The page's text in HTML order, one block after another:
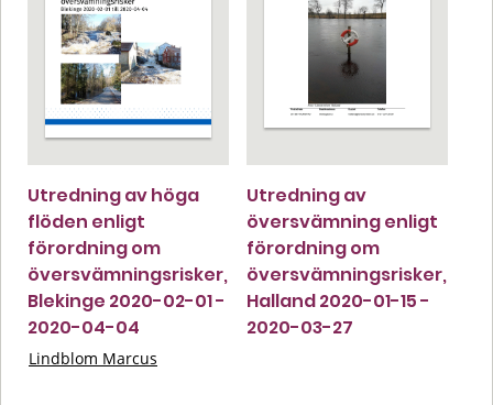
Utredning av höga
flöden enligt
förordning om
översvämningsrisker,
Blekinge 2020-02-01 -
2020-04-04
Lindblom Marcus
Utredning av
översvämning enligt
förordning om
översvämningsrisker,
Halland 2020-01-15 -
2020-03-27